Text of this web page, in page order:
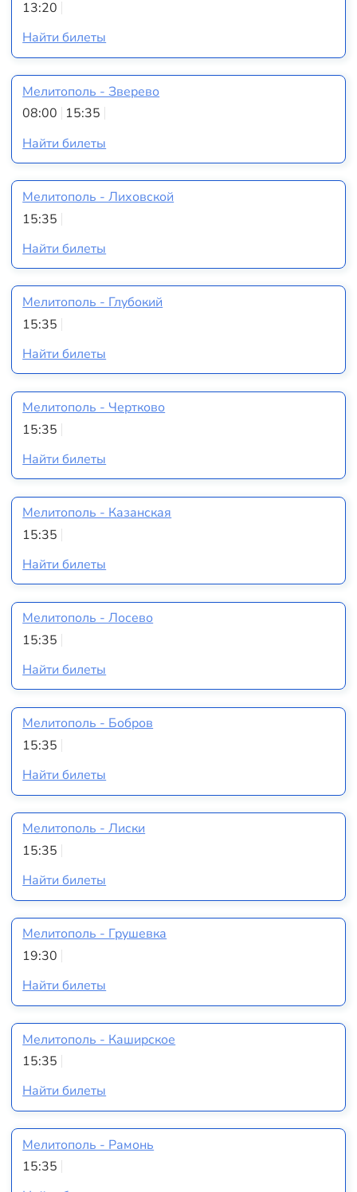
13:20
Найти билеты
Мелитополь - Зверево
08:00 15:35
Найти билеты
Мелитополь - Лиховской
15:35
Найти билеты
Мелитополь - Глубокий
15:35
Найти билеты
Мелитополь - Чертково
15:35
Найти билеты
Мелитополь - Казанская
15:35
Найти билеты
Мелитополь - Лосево
15:35
Найти билеты
Мелитополь - Бобров
15:35
Найти билеты
Мелитополь - Лиски
15:35
Найти билеты
Мелитополь - Грушевка
19:30
Найти билеты
Мелитополь - Каширское
15:35
Найти билеты
Мелитополь - Рамонь
15:35